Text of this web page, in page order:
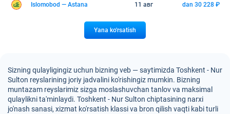
Islomobod — Astana 11 авг dan 30 228 ₽
Yana ko'rsatish
Sizning qulayligingiz uchun bizning veb — saytimizda Toshkent - Nur
Sulton reyslarining joriy jadvalini ko'rishingiz mumkin. Bizning
muntazam reyslarimiz sizga moslashuvchan tanlov va maksimal
qulaylikni ta'minlaydi. Toshkent - Nur Sulton chiptasining narxi
jo'nash sanasi, xizmat ko'rsatish klassi va bron qilish vaqti kabi turli